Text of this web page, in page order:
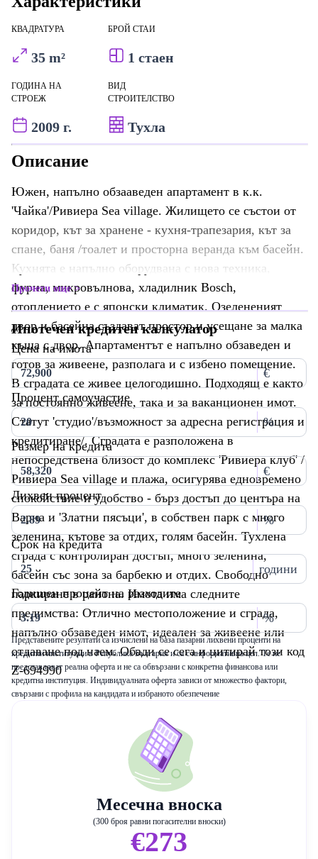
КВАДРАТУРА
35 m²
БРОЙ СТАИ
1 стаен
ГОДИНА НА
СТРОЕЖ
2009 г.
ВИД
СТРОИТЕЛСТВО
Тухла
Описание
Южен, напълно обзааведен апартамент в к.к.
'Чайка'/Ривиера Sea village. Жилището се състои от
коридор, кът за хранене - кухня-трапезария, кът за
спане, баня /тоалет и просторна веранда към басейн.
Кухнята е напълно оборудвана с нова техника,
фурна, микровълнова, хладилник Bosch,
отоплението е с японски климатик. Озелененият
двор и басейна създават простор и усещане за малка
къща с двор. Апартаментът е напълно обзаведен и
готов за живеене, разполага и с избено помещение.
В сградата се живее целогодишно. Подходящ е както
за постоянно живеене, така и за ваканционен имот.
Статут 'студио'/възможност за адресна регистрация и
кредитиране/. Сградата е разположена в
непосредствена близост до комплекс 'Ривиера клуб' /
Ривиера Sea village и плажа, осигурява едновремено
спокойствие и удобство - бърз достъп до центъра на
Варна и 'Златни пясъци', в собствен парк с много
зеленина, кътове за отдих, голям басейн. Тухлена
сграда с контролиран достъп, много зеленина,
басейн със зона за барбекю и отдих. Свободно
паркиране в района. Имота има следните
предимства: Отлично местоположение и сграда,
напълно обзаведен имот, идеален за живеене или
отдаване под наем. Обади се сега и цитирай този код
Z-694990
Прочети още
Ипотечен кредитен калкулатор
Цена на имота
€
Процент самоучастие
%
Размер на кредита
€
Лихвен процент
%
Срок на кредита
години
Годишен процент на разходите
%
Представените резултати са изчислени на база пазарни лихвени проценти на
кредитни институции в Република България и са с информативна цел. Те не
представляват реална оферта и не са обвързани с конкретна финансова или
кредитна институция. Индивидуалната оферта зависи от множество фактори,
свързани с профила на кандидата и избраното обезпечение
Месечна вноска
(300 броя равни погасителни вноски)
€273